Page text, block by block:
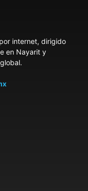
internet, dirigido
en Nayarit y